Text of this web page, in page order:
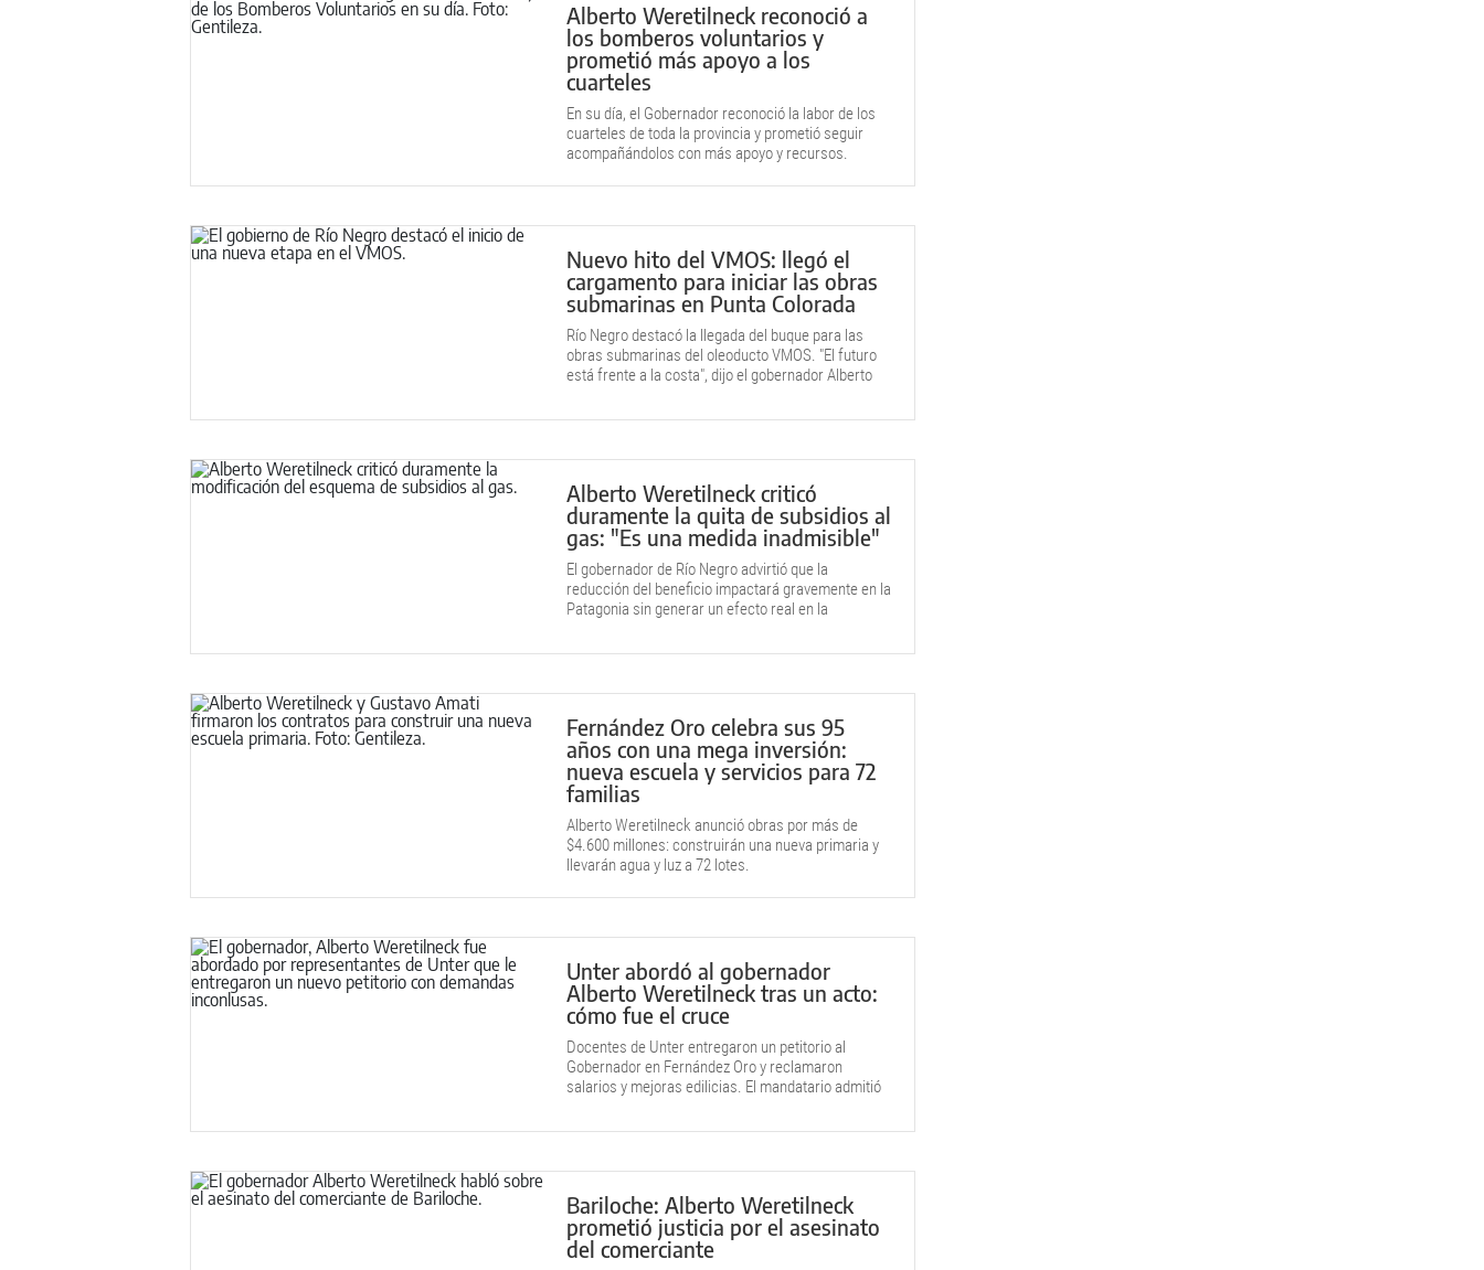
Alberto Weretilneck reconoció a
los bomberos voluntarios y
prometió más apoyo a los
cuarteles
En su día, el Gobernador reconoció la labor de los
cuarteles de toda la provincia y prometió seguir
acompañándolos con más apoyo y recursos.
Nuevo hito del VMOS: llegó el
cargamento para iniciar las obras
submarinas en Punta Colorada
Río Negro destacó la llegada del buque para las
obras submarinas del oleoducto VMOS. "El futuro
está frente a la costa", dijo el gobernador Alberto
Alberto Weretilneck criticó
duramente la quita de subsidios al
gas: "Es una medida inadmisible"
El gobernador de Río Negro advirtió que la
reducción del beneficio impactará gravemente en la
Patagonia sin generar un efecto real en la
Fernández Oro celebra sus 95
años con una mega inversión:
nueva escuela y servicios para 72
familias
Alberto Weretilneck anunció obras por más de
$4.600 millones: construirán una nueva primaria y
llevarán agua y luz a 72 lotes.
Unter abordó al gobernador
Alberto Weretilneck tras un acto:
cómo fue el cruce
Docentes de Unter entregaron un petitorio al
Gobernador en Fernández Oro y reclamaron
salarios y mejoras edilicias. El mandatario admitió
pagar".
Bariloche: Alberto Weretilneck
prometió justicia por el asesinato
del comerciante